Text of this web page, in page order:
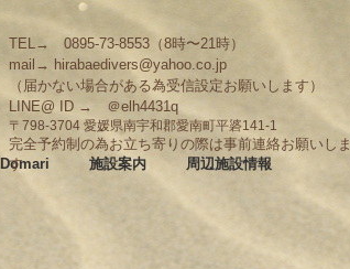
TEL→ 0895-73-8553（8時〜21時）
mail→ hirabaedivers@yahoo.co.jp
（届かない場合がある為受信設定お願いします）
LINE@ ID → ＠elh4431q
〒798-3704 愛媛県南宇和郡愛南町平碆141-1
完全予約制の為お立ち寄りの際は事前連絡お願いしま
す
施設案内 周辺施設情報